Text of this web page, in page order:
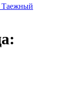
Таежный